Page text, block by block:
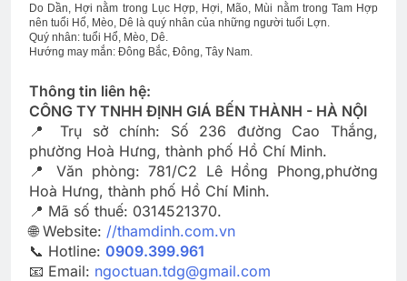
Do Dần, Hợi nằm trong Lục Hợp, Hợi, Mão, Mùi nằm trong Tam Hợp
nên tuổi Hổ, Mèo, Dê là quý nhân của những người tuổi Lợn.
Quý nhân: tuổi Hổ, Mèo, Dê.
Hướng may mắn: Đông Bắc, Đông, Tây Nam.
Thông tin liên hệ:
CÔNG TY TNHH ĐỊNH GIÁ BẾN THÀNH - HÀ NỘI
📍 Trụ sở chính: Số 236 đường Cao Thắng,
phường Hoà Hưng, thành phố Hồ Chí Minh.
📍 Văn phòng: 781/C2 Lê Hồng Phong,phường
Hoà Hưng, thành phố Hồ Chí Minh.
📍 Mã số thuế: 0314521370.
🌐 Website: //thamdinh.com.vn
📞 Hotline: 0909.399.961
📧 Email: ngoctuan.tdg@gmail.com